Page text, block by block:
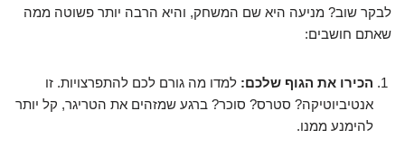
לבקר שוב? מניעה היא שם המשחק, והיא הרבה יותר פשוטה ממה
שאתם חושבים:
הכירו את הגוף שלכם: למדו מה גורם לכם להתפרצויות. זו
אנטיביוטיקה? סטרס? סוכר? ברגע שמזהים את הטריגר, קל יותר
להימנע ממנו.